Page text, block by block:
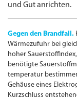
und Gut anrichten.
Gegen den Brandfall.
Wärmezufuhr bei
hoher
benötigte
temperatur
Gehäuse eines
Kurzschluss